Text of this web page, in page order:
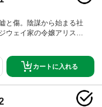
と傷。陰謀から始まる社
ウェイ家の令嬢アリス
美しい完璧な息子を演じ
出会った男はアリスの嘘
カートに入れる